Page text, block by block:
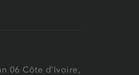
06 Côte d’Ivoire,